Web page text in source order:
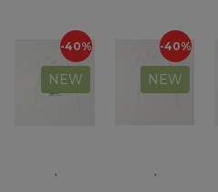
-40%
NEW
-40%
NEW